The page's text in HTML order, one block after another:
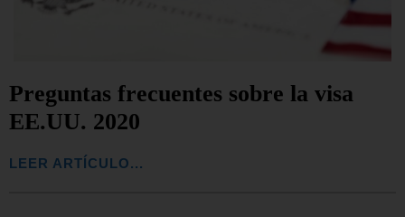
Preguntas frecuentes sobre la visa
EE.UU. 2020
LEER ARTÍCULO...